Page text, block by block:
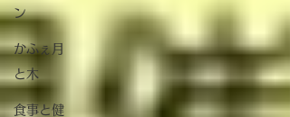
ン
かふぇ月
と木
食事と健